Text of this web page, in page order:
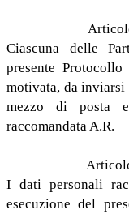
Ciascuna delle
presente
motivata, da
mezzo di posta
raccomandata A.R.
I dati personali
esecuzione del